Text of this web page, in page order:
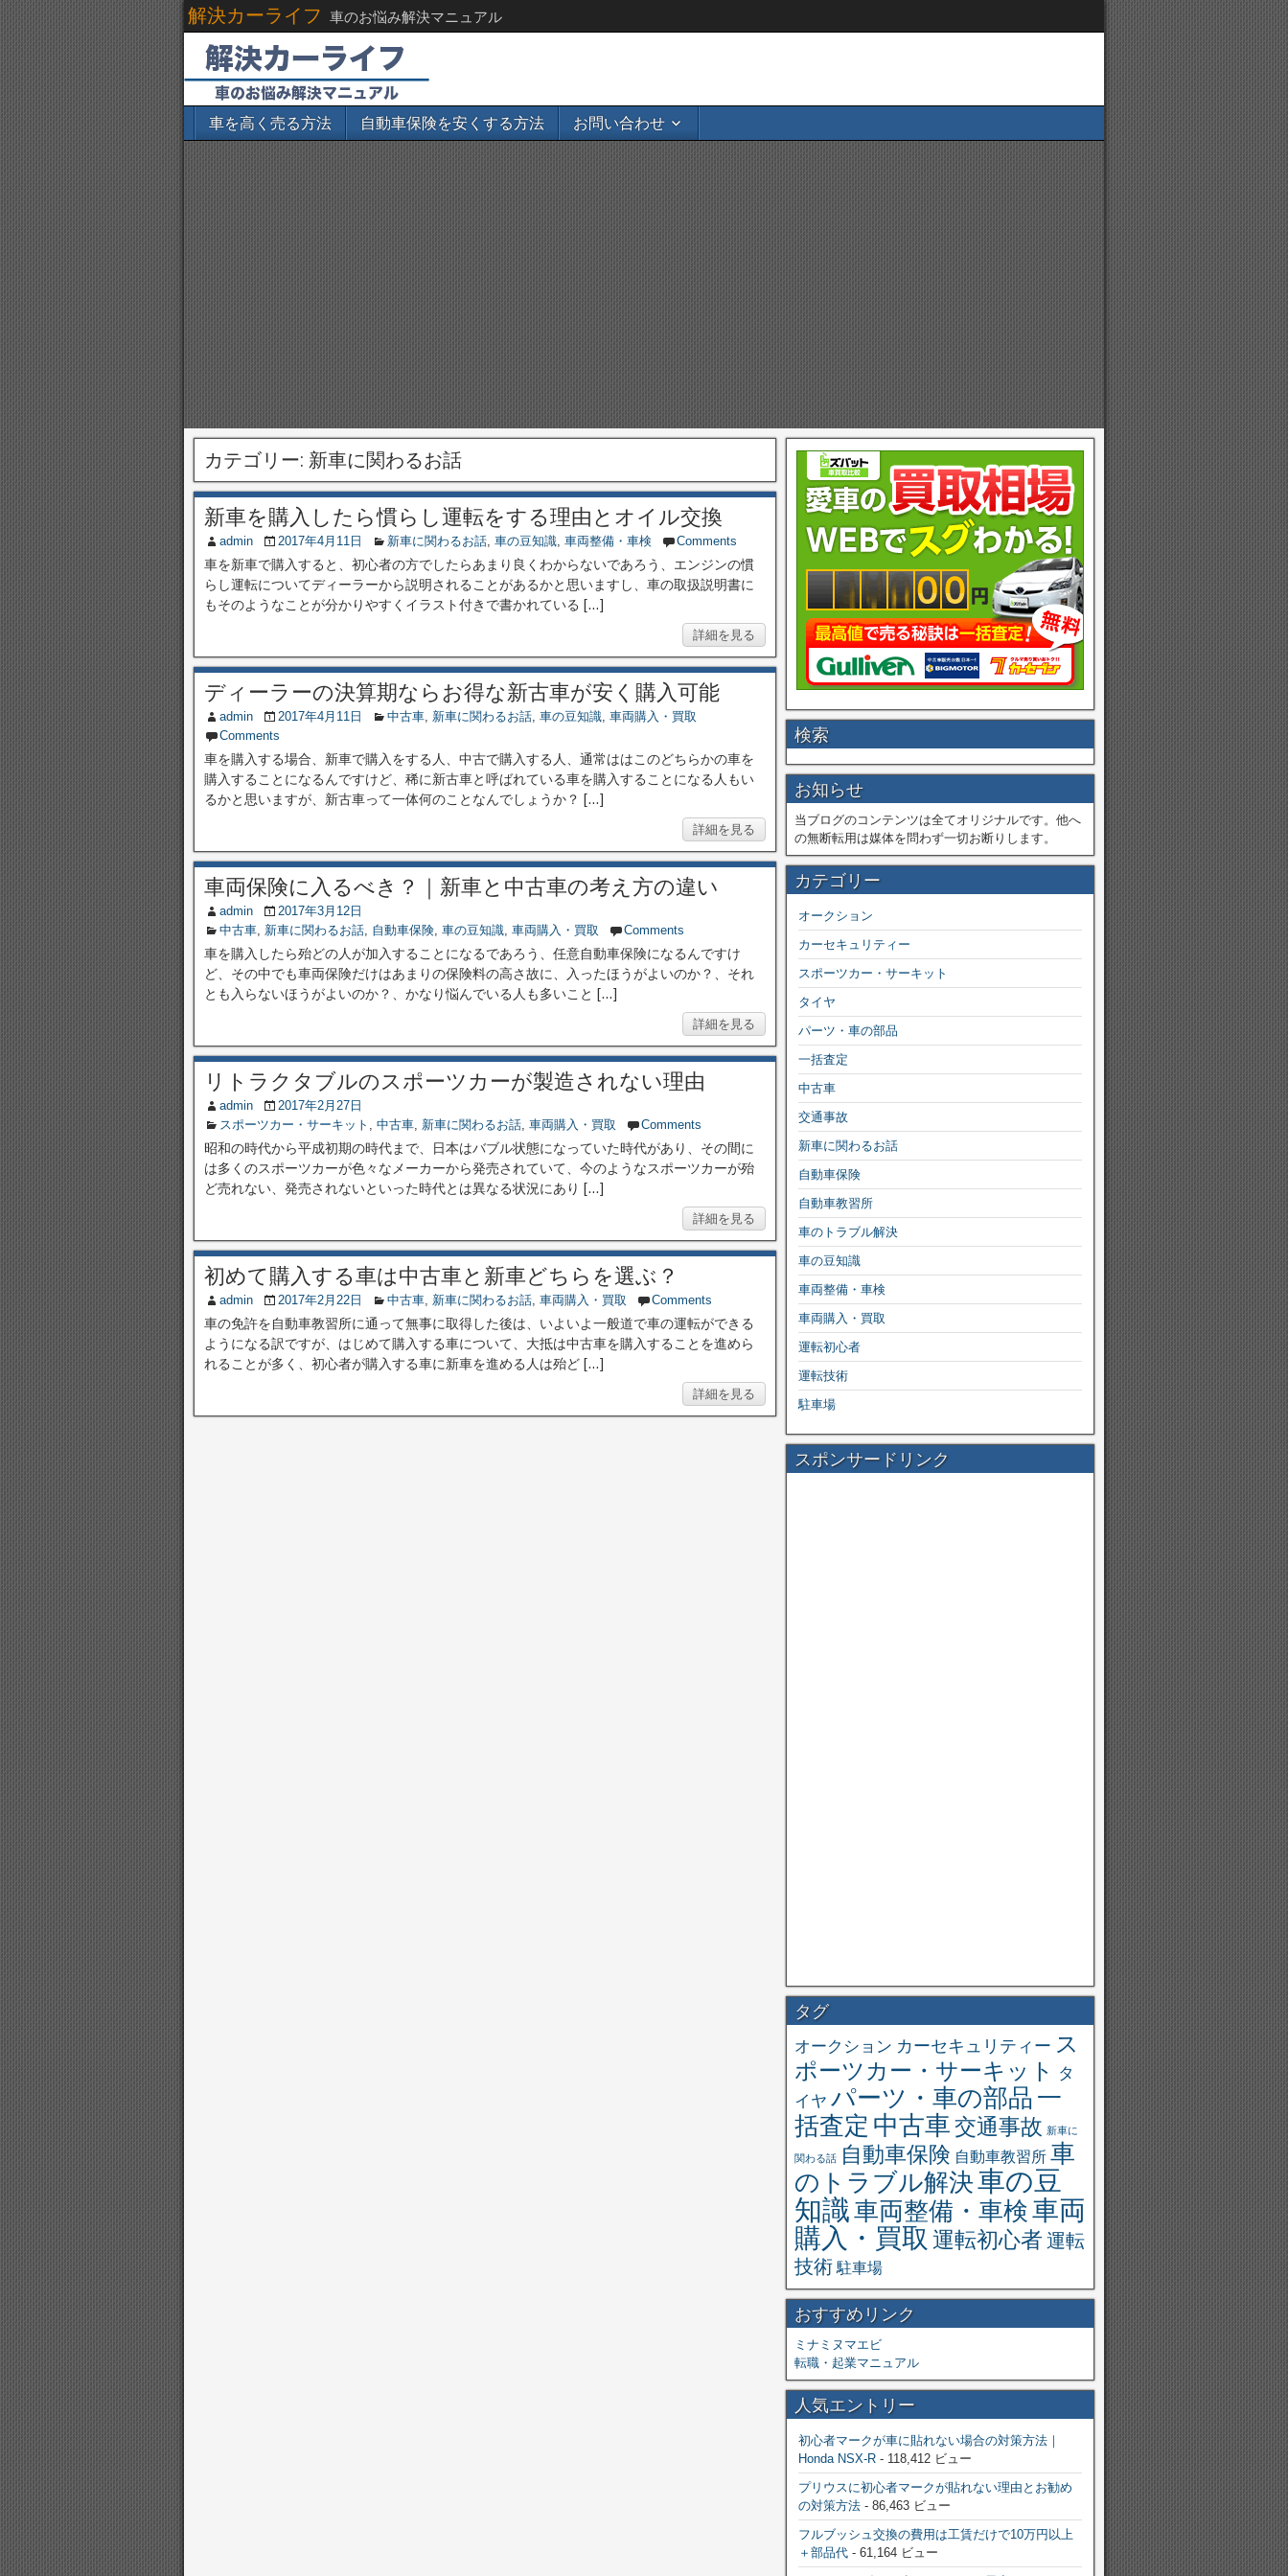
解決カーライフ 車のお悩み解決マニュアル
車を高く売る方法 自動車保険を安くする方法 お問い合わせ
カテゴリー: 新車に関わるお話
新車を購入したら慣らし運転をする理由とオイル交換
admin 2017年4月11日 新車に関わるお話, 車の豆知識, 車両整備・車検 Comments
車を新車で購入すると、初心者の方でしたらあまり良くわからないであろう、エンジンの慣
らし運転についてディーラーから説明されることがあるかと思いますし、車の取扱説明書に
もそのようなことが分かりやすくイラスト付きで書かれている […]
詳細を見る
ディーラーの決算期ならお得な新古車が安く購入可能
admin 2017年4月11日 中古車, 新車に関わるお話, 車の豆知識, 車両購入・買取
Comments
車を購入する場合、新車で購入をする人、中古で購入する人、通常ははこのどちらかの車を
購入することになるんですけど、稀に新古車と呼ばれている車を購入することになる人もい
るかと思いますが、新古車って一体何のことなんでしょうか？ […]
詳細を見る
車両保険に入るべき？｜新車と中古車の考え方の違い
admin
2017年3月12日
中古車, 新車に関わるお話, 自動車保険, 車の豆知識, 車両購入・買取 Comments
車を購入したら殆どの人が加入することになるであろう、任意自動車保険になるんですけ
ど、その中でも車両保険だけはあまりの保険料の高さ故に、入ったほうがよいのか？、それ
とも入らないほうがよいのか？、かなり悩んでいる人も多いこと […]
詳細を見る
リトラクタブルのスポーツカーが製造されない理由
admin
2017年2月27日
スポーツカー・サーキット , 中古車, 新車に関わるお話, 車両購入・買取 Comments
昭和の時代から平成初期の時代まで、日本はバブル状態になっていた時代があり、その間に
は多くのスポーツカーが色々なメーカーから発売されていて、今のようなスポーツカーが殆
ど売れない、発売されないといった時代とは異なる状況にあり […]
詳細を見る
初めて購入する車は中古車と新車どちらを選ぶ？
admin 2017年2月22日 中古車, 新車に関わるお話, 車両購入・買取 Comments
車の免許を自動車教習所に通って無事に取得した後は、いよいよ一般道で車の運転ができる
ようになる訳ですが、はじめて購入する車について、大抵は中古車を購入することを進めら
れることが多く、初心者が購入する車に新車を進める人は殆ど […]
詳細を見る
検索
お知らせ
当ブログのコンテンツは全てオリジナルです。他へ
の無断転用は媒体を問わず一切お断りします。
カテゴリー
オークション
カーセキュリティー
スポーツカー・サーキット
タイヤ
パーツ・車の部品
一括査定
中古車
交通事故
新車に関わるお話
自動車保険
自動車教習所
車のトラブル解決
車の豆知識
車両整備・車検
車両購入・買取
運転初心者
運転技術
駐車場
スポンサードリンク
タグ
オークション カーセキュリティー ス
ポーツカー・サーキット
タ
イヤ パーツ・車の部品 一
括査定 中古車 交通事故 新車に
関わる話 自動車保険 自動車教習所 車
のトラブル解決車の豆
知識車両整備・車検車両
購入・買取 運転初心者 運転
技術 駐車場
おすすめリンク
ミナミヌマエビ
転職・起業マニュアル
人気エントリー
初心者マークが車に貼れない場合の対策方法｜
Honda NSX-R- 118,412 ビュー
プリウスに初心者マークが貼れない理由とお勧め
の対策方法- 86,463 ビュー
フルブッシュ交換の費用は工賃だけで10万円以上
＋部品代- 61,164 ビュー